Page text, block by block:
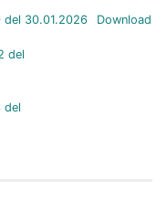
del 30.01.2026 Download
del
del